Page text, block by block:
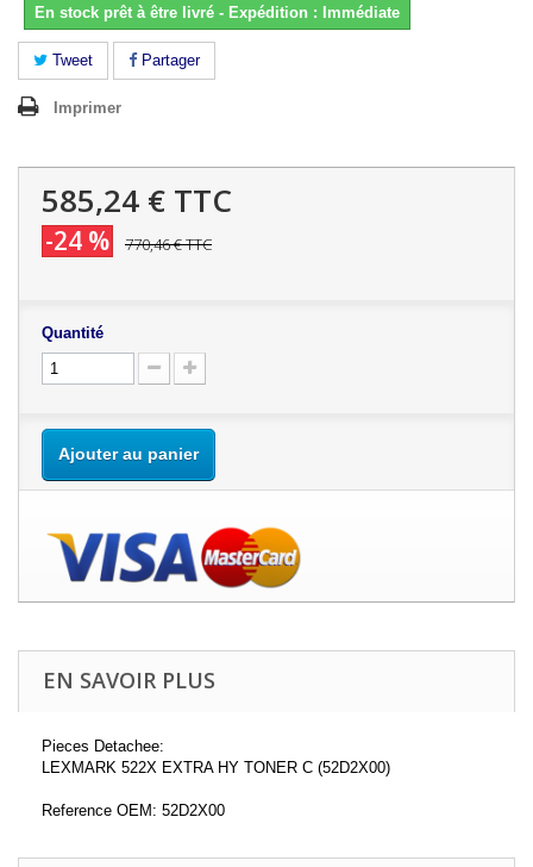
En stock prêt à être livré - Expédition : Immédiate
Tweet Partager
Imprimer
585,24 € TTC
-24 % 770,46 €TTC
Quantité
Ajouter au panier
EN SAVOIR PLUS
Pieces Detachee:
LEXMARK 522X EXTRA HY TONER C (52D2X00)
Reference OEM: 52D2X00